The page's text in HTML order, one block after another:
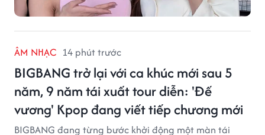
ÂM NHẠC 14 phút trước
BIGBANG trở lại với ca khúc mới sau 5
năm, 9 năm tái xuất tour diễn: 'Đế
vương' Kpop đang viết tiếp chương mới
BIGBANG đang từng bước khởi động một màn tái